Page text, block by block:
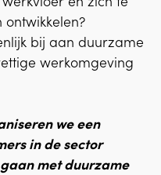
bij aan duurzame
werkomgeving
we een
in de sector
met duurzame